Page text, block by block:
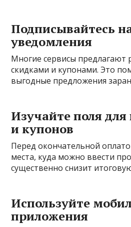
Подписывайтесь
уведомления
Многие сервисы предлагают
скидками и купонами. Это
выгодные предложения
Изучайте поля
и купонов
Перед окончательной
места, куда можно ввести
существенно снизит
Используйте
приложения